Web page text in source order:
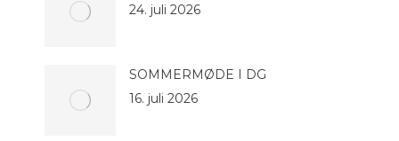
24. juli 2026
SOMMERMØDE I DG
16. juli 2026